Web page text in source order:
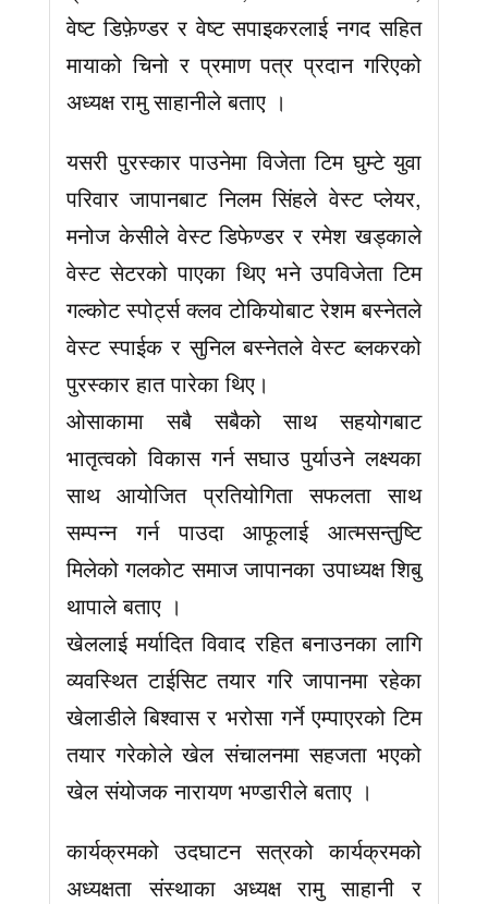
वेष्ट डिफ़ेण्डर र वेष्ट सपाइकरलाई नगद सहित
मायाको चिनो र प्रमाण पत्र प्रदान गरिएको
अध्यक्ष रामु साहानीले बताए ।
यसरी पुरस्कार पाउनेमा विजेता टिम घुम्टे युवा
परिवार जापानबाट निलम सिंहले वेस्ट प्लेयर,
मनोज केसीले वेस्ट डिफेण्डर र रमेश खड्काले
वेस्ट सेटरको पाएका थिए भने उपविजेता टिम
गल्कोट स्पोर्ट्स क्लव टोकियोबाट रेशम बस्नेतले
वेस्ट स्पाईक र सुनिल बस्नेतले वेस्ट ब्लकरको
पुरस्कार हात पारेका थिए।
ओसाकामा सबै सबैको साथ सहयोगबाट
भातृत्वको विकास गर्न सघाउ पुर्याउने लक्ष्यका
साथ आयोजित प्रतियोगिता सफलता साथ
सम्पन्न गर्न पाउदा आफूलाई आत्मसन्तुष्टि
मिलेको गलकोट समाज जापानका उपाध्यक्ष शिबु
थापाले बताए ।
खेललाई मर्यादित विवाद रहित बनाउनका लागि
व्यवस्थित टाईसिट तयार गरि जापानमा रहेका
खेलाडीले बिश्वास र भरोसा गर्ने एम्पाएरको टिम
तयार गरेकोले खेल संचालनमा सहजता भएको
खेल संयोजक नारायण भण्डारीले बताए ।
कार्यक्रमको उदघाटन सत्रको कार्यक्रमको
अध्यक्षता संस्थाका अध्यक्ष रामु साहानी र